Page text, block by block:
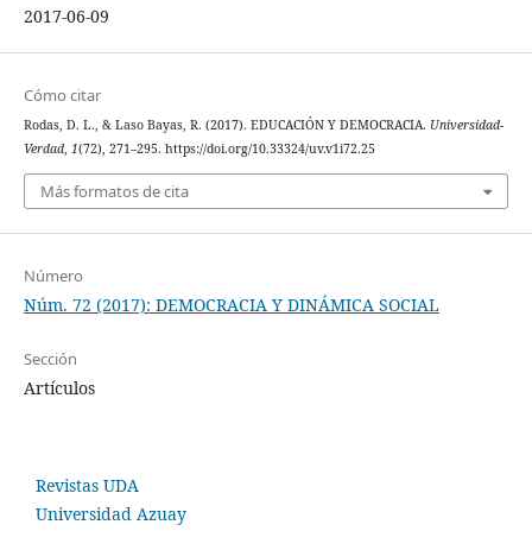
2017-06-09
Cómo citar
Rodas, D. L., & Laso Bayas, R. (2017). EDUCACIÓN Y DEMOCRACIA. Universidad-
Verdad, 1(72), 271–295. https://doi.org/10.33324/uv.v1i72.25
Más formatos de cita
Número
Núm. 72 (2017): DEMOCRACIA Y DINÁMICA SOCIAL
Sección
Artículos
Revistas UDA
Universidad Azuay